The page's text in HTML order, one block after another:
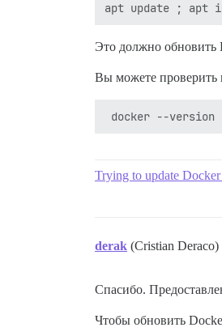
Это должно обновить
Вы можете
Trying to update
derak (Cristian Deraco)
Спасибо.
Чтобы обновить